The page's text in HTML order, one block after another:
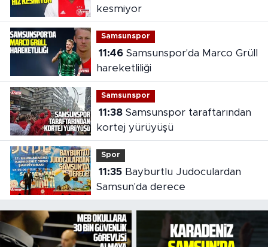
kesmiyor
Samsunspor
11:46Samsunspor'da Marco Grüll
hareketliliği
Samsunspor
11:38Samsunspor taraftarından
kortej yürüyüşü
Spor
11:35Bayburtlu Judoculardan
Samsun'da derece